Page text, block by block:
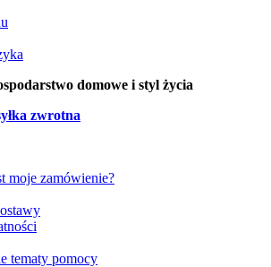
domowe i styl życia
zwrotna
moje zamówienie?
tematy pomocy